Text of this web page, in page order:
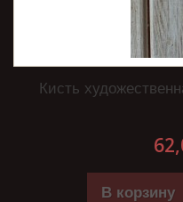
Кисть
В корзину